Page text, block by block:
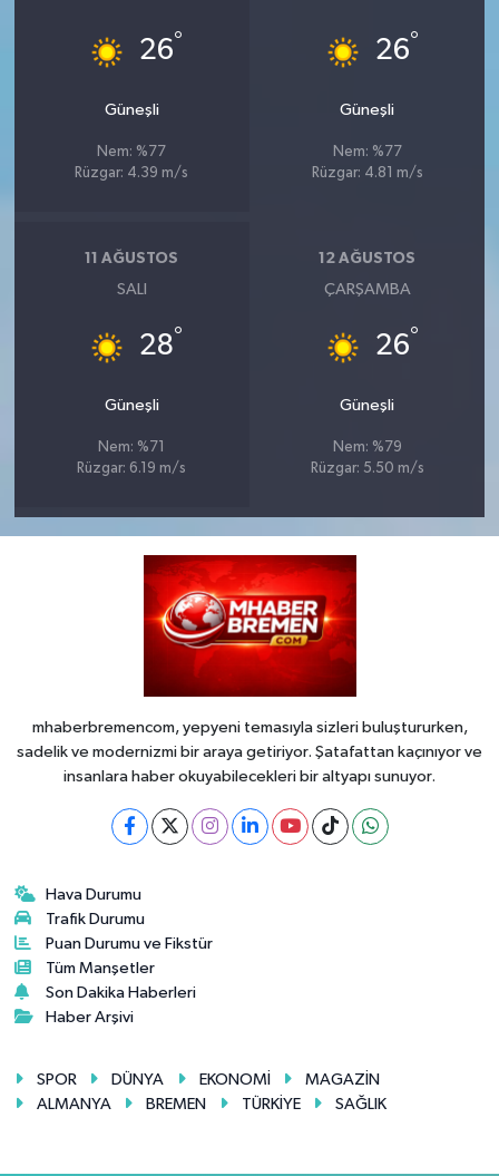
26°
Güneşli
Nem: %77
Rüzgar: 4.39 m/s
26°
Güneşli
Nem: %77
Rüzgar: 4.81 m/s
11 AĞUSTOS
SALI
28°
Güneşli
Nem: %71
Rüzgar: 6.19 m/s
12 AĞUSTOS
ÇARŞAMBA
26°
Güneşli
Nem: %79
Rüzgar: 5.50 m/s
mhaberbremencom, yepyeni temasıyla sizleri buluştururken,
sadelik ve modernizmi bir araya getiriyor. Şatafattan kaçınıyor ve
insanlara haber okuyabilecekleri bir altyapı sunuyor.
Hava Durumu
Trafik Durumu
Puan Durumu ve Fikstür
Tüm Manşetler
Son Dakika Haberleri
Haber Arşivi
SPOR DÜNYA EKONOMİ
MAGAZİN
ALMANYA
BREMEN TÜRKİYE SAĞLIK